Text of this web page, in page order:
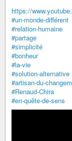
https://
#un-monde-différent
#relation-humaine
#partage
#simplicité
#bonheur
#la-vie
#solution-alternative
#artisan-du-
#Renaud-Chira
#en-quête-de-sens